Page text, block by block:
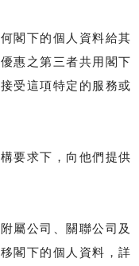
閣下的個人資料給其
惠之第三者共用閣下
受這項特定的服務或
要求下，向他們提供
屬公司、關聯公司及
閣下的個人資料，詳